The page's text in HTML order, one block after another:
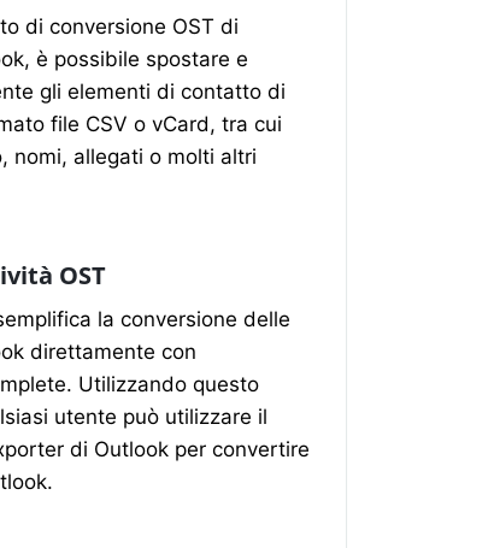
di conversione OST di
è possibile spostare e
gli elementi di contatto di
file CSV o vCard, tra cui
nomi, allegati o molti altri
OST
la conversione delle
direttamente con
Utilizzando questo
utente può utilizzare il
di Outlook per convertire